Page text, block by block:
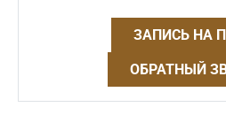
ЗАПИСЬ НА
ОБРАТНЫЙ